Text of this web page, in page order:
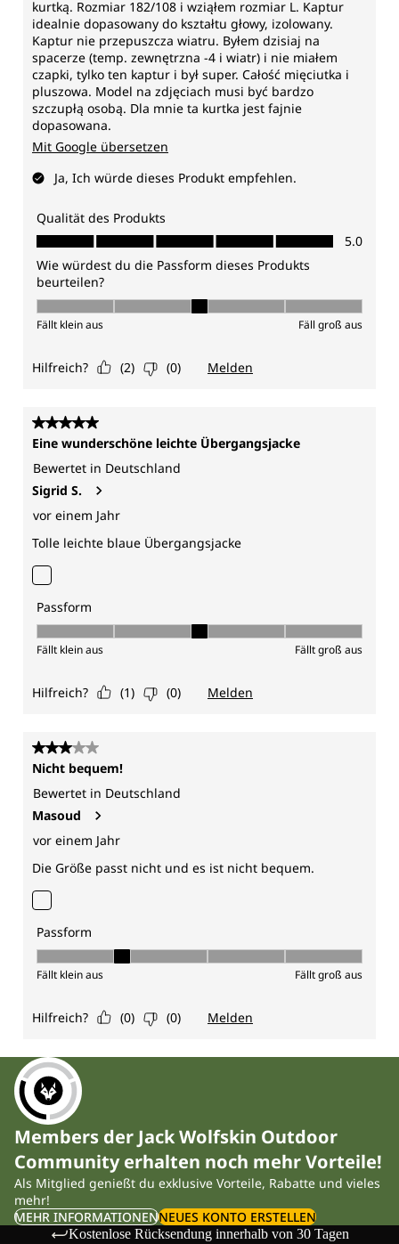
Members der Jack Wolfskin Outdoor
Community erhalten noch mehr Vorteile!
Als Mitglied genießt du exklusive Vorteile, Rabatte und vieles
mehr!
MEHR INFORMATIONENNEUES KONTO ERSTELLEN
Kostenlose Rücksendung innerhalb von 30 Tagen